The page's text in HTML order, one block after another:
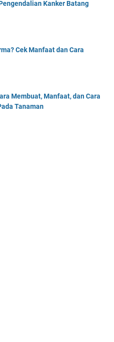
Kanker Batang
Cek Manfaat dan Cara
Membuat, Manfaat, dan Cara
Tanaman